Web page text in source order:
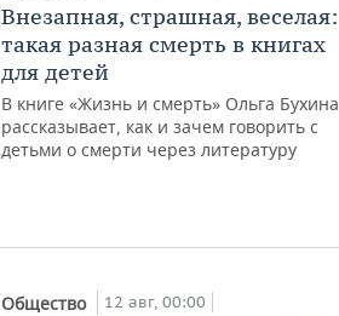
Внезапная, страшная, веселая:
такая разная смерть в книгах
для детей
В книге «Жизнь и смерть» Ольга Бухина
рассказывает, как и зачем говорить с
детьми о смерти через литературу
Общество 12 авг, 00:00